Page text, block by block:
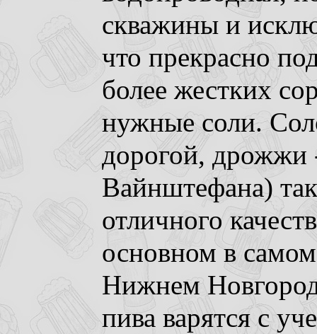
скважины и
что прекрасно
более жестких
нужные соли.
дорогой, дрожжи
Вайнштефана)
отличного
основном в
Нижнем
пива варятся с